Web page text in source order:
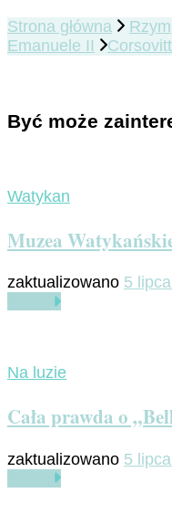
Strona główna Rzym
Emanuele II
Być może
Watykan
Muzea
zaktualizowano 5
Na luzie
Cała prawda o
zaktualizowano 5